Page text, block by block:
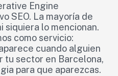
Engine
SEO. La mayoría de
siquiera lo mencionan.
como servicio:
cuando alguien
tu sector en Barcelona,
para que aparezcas.